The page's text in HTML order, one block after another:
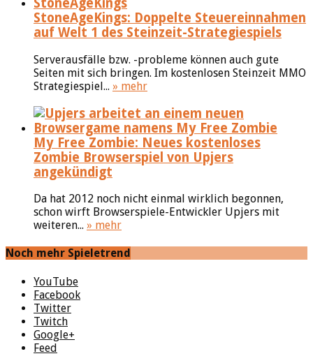
StoneAgeKings: Doppelte Steuereinnahmen
auf Welt 1 des Steinzeit-Strategiespiels
Serverausfälle bzw. -probleme können auch gute
Seiten mit sich bringen. Im kostenlosen Steinzeit MMO
Strategiespiel... » mehr
My Free Zombie: Neues kostenloses
Zombie Browserspiel von Upjers
angekündigt
Da hat 2012 noch nicht einmal wirklich begonnen,
schon wirft Browserspiele-Entwickler Upjers mit
weiteren... » mehr
Noch mehr Spieletrend
YouTube
Facebook
Twitter
Twitch
Google+
Feed